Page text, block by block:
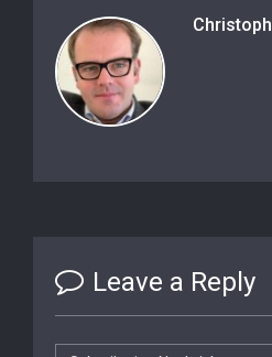
Christoph
Leave a Reply